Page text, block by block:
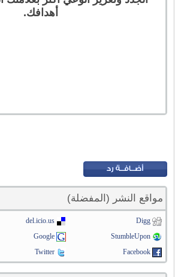
أهدافك.
مواقع النشر (المفضلة)
Digg
del.icio.us
StumbleUpon
Google
Facebook
Twitter